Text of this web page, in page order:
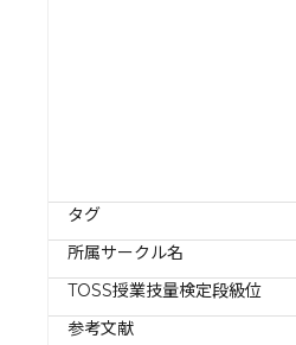
タグ
所属サークル名
TOSS授業技量検定段級位
参考文献